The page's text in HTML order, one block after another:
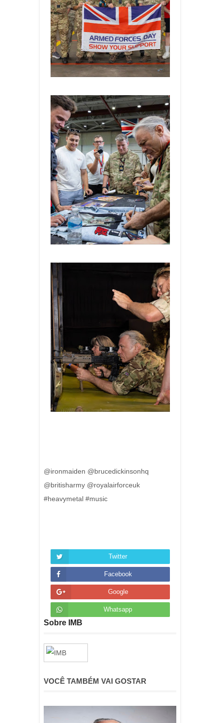
@ironmaiden @brucedickinsonhq
@britisharmy @royalairforceuk
#heavymetal #music
Twitter
Facebook
Google
Whatsapp
Sobre IMB
VOCÊ TAMBÉM VAI GOSTAR